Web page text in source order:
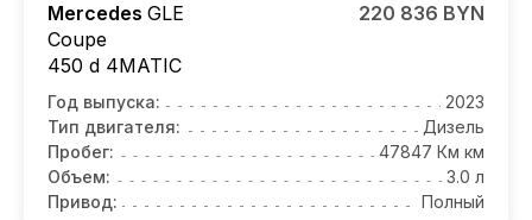
Mercedes GLE
Coupe
450 d 4MATIC
220 836 BYN
Год выпуска:
2023
Тип двигателя:
Дизель
Пробег:
47847 Км км
Объем:
3.0 л
Привод:
Полный